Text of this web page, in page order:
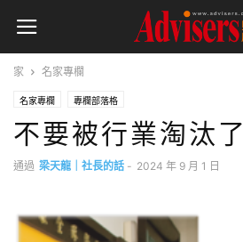
家 名家專欄
名家專欄 專欄部落格
不要被行業淘汰了
通過 梁天龍｜社長的話 - 2024 年 9 月 1 日